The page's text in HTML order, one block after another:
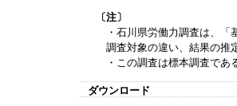
〔注〕
・石川県労働力調査は、「
調査対象の違い、結果の推
・この調査は標本調査であ
ダウンロード